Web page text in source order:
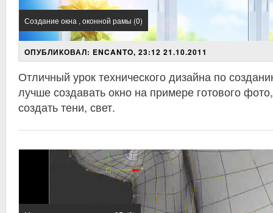
Создание окна , оконной рамы (0)
ОПУБЛИКОВАЛ: ENCANTO, 23:12 21.10.2011
Отличный урок технического дизайна по
лучше создавать окно на примере готового
создать тени, свет.